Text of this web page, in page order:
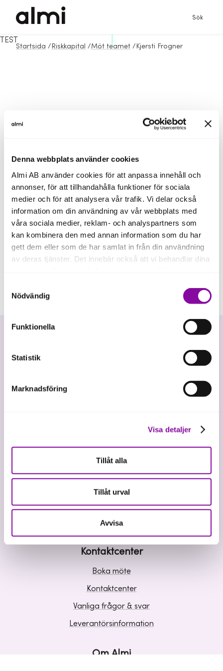
Denna webbplats använder cookies
Almi AB använder cookies för att anpassa innehåll och
annonser, för att tillhandahålla funktioner för sociala
medier och för att analysera vår trafik. Vi delar också
information om din användning av vår webbplats med
våra sociala medier, reklam- och analyspartners som
kan kombinera den med annan information som du har
gett dem eller som de har samlat in från din användning
av deras tjänster. Det innebär också att vi behandlar dina
Om du klickar på avvisa kommer användning av kakor
eller delning av information enligt ovan, inte att ske,
förutom för kakor som är nödvändiga för att hemsidan
ska fungera se mer under inställningar.
Nödvändig
Funktionella
Statistik
Marknadsföring
Visa detaljer
Tillåt alla
Tillåt urval
Avvisa
Sök
Startsida / Riskkapital /Möt teamet / Kjersti Frogner
TEST
Våra tjänster
Riskkapital
Affärsutveckling
Kunskap och inspiration
Kontaktcenter
Boka möte
Kontaktcenter
Vanliga frågor & svar
Leverantörsinformation
Om Almi